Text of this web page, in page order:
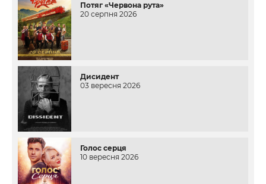
Потяг «Червона рута»
20 серпня 2026
Дисидент
03 вересня 2026
Голос серця
10 вересня 2026